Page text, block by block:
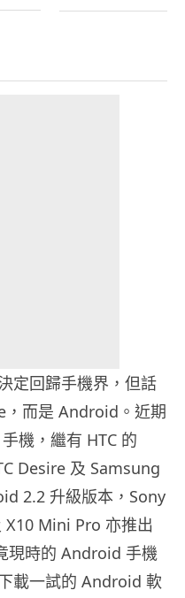
定回歸手機界，但話
，而是 Android。近期
機，繼有 HTC 的
Desire 及 Samsung
2.2 升級版本，Sony
Mini Pro 亦推出
現時的 Android 手機
載一試的 Android 軟